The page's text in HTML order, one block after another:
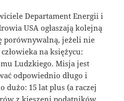
Departament Energii i
USA ogłaszają kolejną
porównywalną, jeżeli nie
na księżycu:
Ludzkiego. Misja jest
odpowiednio długo i
dużo: 15 lat plus (a raczej
z kieszeni podatników.